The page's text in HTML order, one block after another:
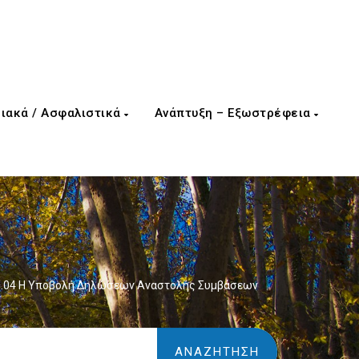
/ Ασφαλιστικά Ανάπτυξη – Εξωστρέφεια
Η Υποβολή Δηλώσεων Αναστολής Συμβάσεων